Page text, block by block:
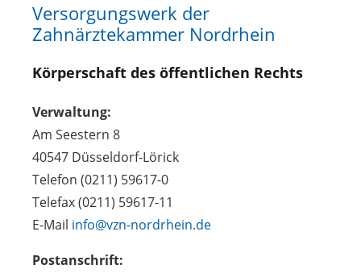
Versorgungswerk der
Zahnärztekammer Nordrhein
Körperschaft des öffentlichen Rechts
Verwaltung:
Am Seestern 8
40547 Düsseldorf-Lörick
Telefon (0211) 59617-0
Telefax (0211) 59617-11
E-Mail info@vzn-nordrhein.de
Postanschrift: